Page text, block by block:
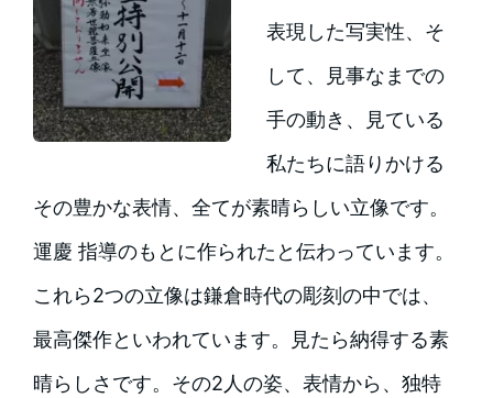
表現した写実性、そ
して、見事なまでの
手の動き、見ている
私たちに語りかける
その豊かな表情、全てが素晴らしい立像です。
運慶 指導のもとに作られたと伝わっています。
これら2つの立像は鎌倉時代の彫刻の中では、
最高傑作といわれています。見たら納得する素
晴らしさです。その2人の姿、表情から、独特